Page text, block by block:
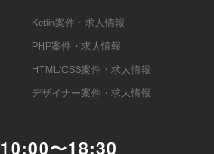
Kotlin案件・求人情報
PHP案件・求人情報
HTML/CSS案件・求人情報
デザイナー案件・求人情報
10:00〜18:30